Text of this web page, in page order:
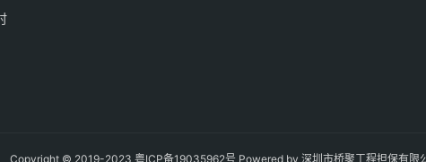
Copyright © 2019-2023 粤ICP备19035962号Powered by 深圳市桥聚工程担保有限